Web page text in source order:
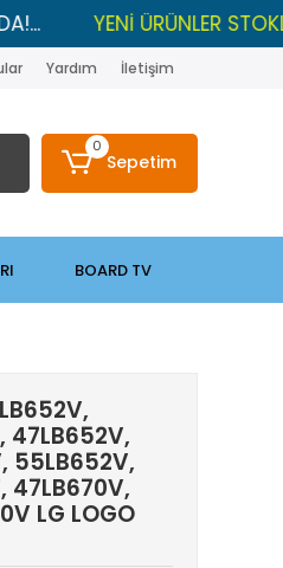
ÜRÜNLER STOKLARDA ,
Yardım İletişim
0
Sepetim
BOARD TV
47LB652V,
55LB652V,
47LB670V,
LG LOGO